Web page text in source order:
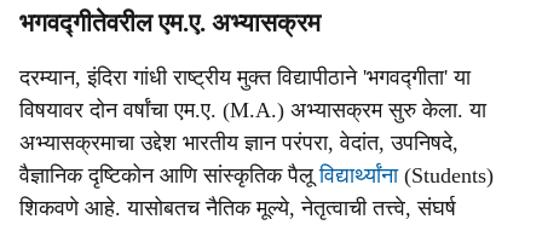
भगवद्गीतेवरील एम.ए. अभ्यासक्रम
दरम्यान, इंदिरा गांधी राष्ट्रीय मुक्त विद्यापीठाने 'भगवद्गीता' या
विषयावर दोन वर्षांचा एम.ए. (M.A.) अभ्यासक्रम सुरु केला. या
अभ्यासक्रमाचा उद्देश भारतीय ज्ञान परंपरा, वेदांत, उपनिषदे,
वैज्ञानिक दृष्टिकोन आणि सांस्कृतिक पैलूविद्यार्थ्यांना(Students)
शिकवणे आहे. यासोबतच नैतिक मूल्ये, नेतृत्वाची तत्त्वे, संघर्ष